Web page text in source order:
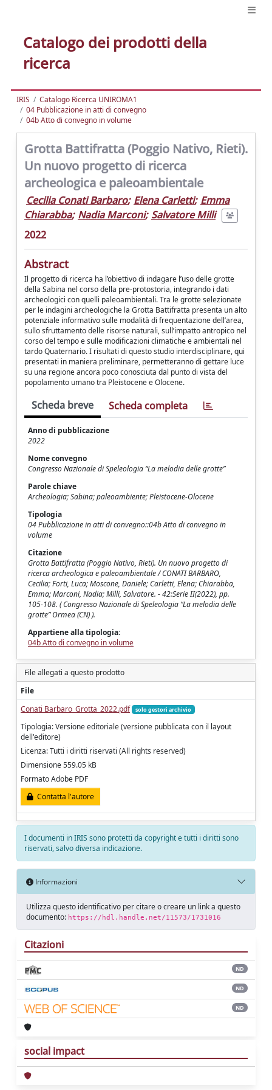
Catalogo dei prodotti della
ricerca
IRIS
Catalogo Ricerca UNIROMA1
04 Pubblicazione in atti di convegno
04b Atto di convegno in volume
Grotta Battifratta (Poggio Nativo, Rieti).
Un nuovo progetto di ricerca
archeologica e paleoambientale
Cecilia Conati Barbaro; Elena Carletti; Emma
Chiarabba; Nadia Marconi; Salvatore Milli
2022
Abstract
Il progetto di ricerca ha l’obiettivo di indagare l’uso delle grotte
della Sabina nel corso della pre-protostoria, integrando i dati
archeologici con quelli paleoambientali. Tra le grotte selezionate
per le indagini archeologiche la Grotta Battifratta presenta un alto
potenziale informativo sulle modalità di frequentazione dell’area,
sullo sfruttamento delle risorse naturali, sull’impatto antropico nel
corso del tempo e sulle modificazioni climatiche e ambientali nel
tardo Quaternario. I risultati di questo studio interdisciplinare, qui
presentati in maniera preliminare, permetteranno di gettare luce
su una regione ancora poco conosciuta dal punto di vista del
popolamento umano tra Pleistocene e Olocene.
Scheda breve Scheda completa
Anno di pubblicazione
2022
Nome convegno
Congresso Nazionale di Speleologia “La melodia delle grotte”
Parole chiave
Archeologia; Sabina; paleoambiente; Pleistocene-Olocene
Tipologia
04 Pubblicazione in atti di convegno::04b Atto di convegno in
volume
Citazione
Grotta Battifratta (Poggio Nativo, Rieti). Un nuovo progetto di
ricerca archeologica e paleoambientale / CONATI BARBARO,
Cecilia; Forti, Luca; Moscone, Daniele; Carletti, Elena; Chiarabba,
Emma; Marconi, Nadia; Milli, Salvatore. - 42:Serie II(2022), pp.
105-108. ( Congresso Nazionale di Speleologia “La melodia delle
grotte” Ormea (CN) ).
Appartiene alla tipologia:
04b Atto di convegno in volume
File allegati a questo prodotto
File
Conati Barbaro_Grotta_2022.pdf
solo gestori archivio
Tipologia: Versione editoriale (versione pubblicata con il layout
dell'editore)
Licenza: Tutti i diritti riservati (All rights reserved)
Dimensione 559.05 kB
Formato Adobe PDF
Contatta l'autore
I documenti in IRIS sono protetti da copyright e tutti i diritti sono
riservati, salvo diversa indicazione.
Informazioni
Utilizza questo identificativo per citare o creare un link a questo
documento: https://hdl.handle.net/11573/1731016
Citazioni
ND
ND
ND
social impact